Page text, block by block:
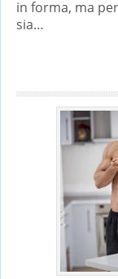
in forma, ma
sia…